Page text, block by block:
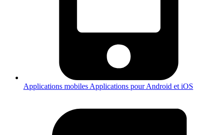
Applications mobiles Applications pour Android et iOS